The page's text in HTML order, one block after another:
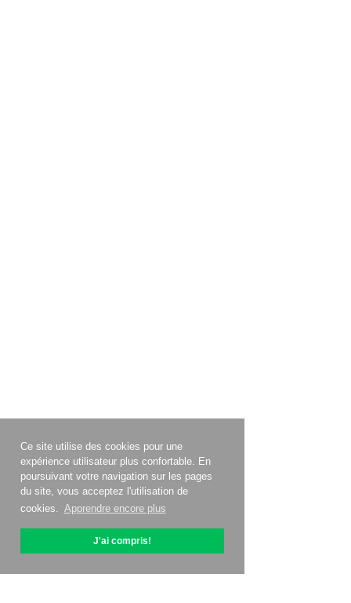
Ce site utilise des cookies pour une
expérience utilisateur plus confortable. En
poursuivant votre navigation sur les pages
du site, vous acceptez l'utilisation de
cookies. Apprendre encore plus
J'ai compris!